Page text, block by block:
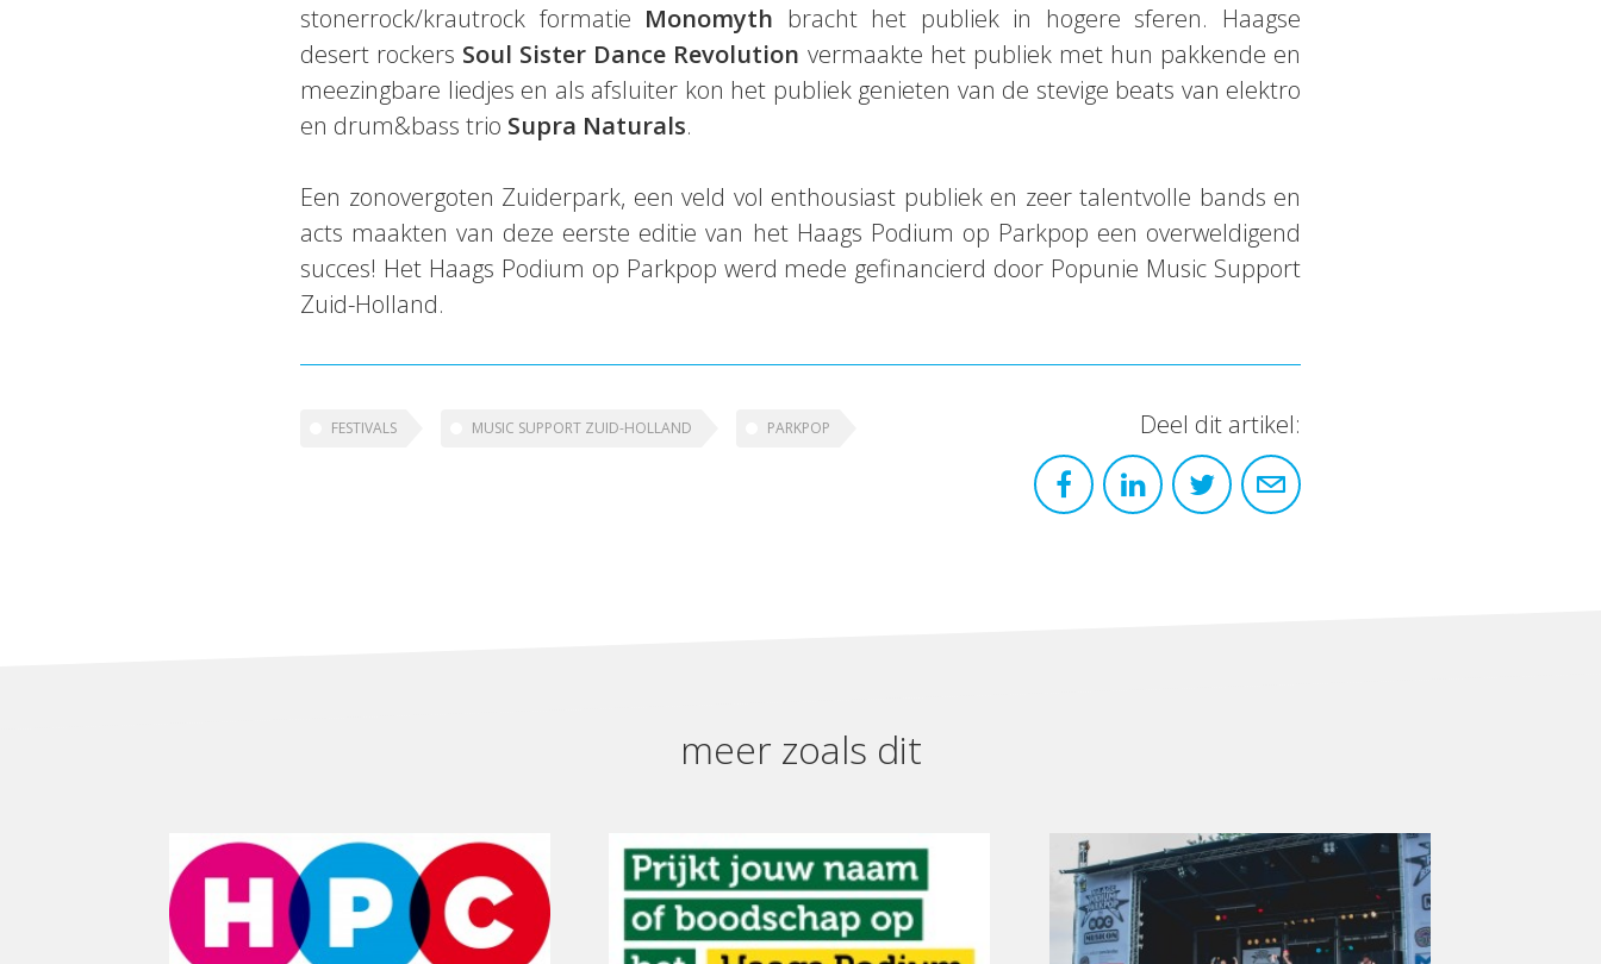
stonerrock/krautrock formatie Monomyth bracht het publiek in hogere sferen. Haagse
desert rockers Soul Sister Dance Revolution vermaakte het publiek met hun pakkende en
meezingbare liedjes en als afsluiter kon het publiek genieten van de stevige beats van elektro
en drum&bass trio Supra Naturals.
Een zonovergoten Zuiderpark, een veld vol enthousiast publiek en zeer talentvolle bands en
acts maakten van deze eerste editie van het Haags Podium op Parkpop een overweldigend
succes! Het Haags Podium op Parkpop werd mede gefinancierd door Popunie Music Support
Zuid-Holland.
FESTIVALS MUSIC SUPPORT ZUID-HOLLAND PARKPOP Deel dit artikel:
meer zoals dit